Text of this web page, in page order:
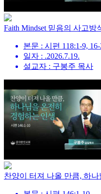
Faith Mindset 믿음의 사고방
본문 : 시편 118:1-9,
일자 : .2026.7.19.
설교자 : 구봉주 목사
찬양이 터져 나올 만큼, 하